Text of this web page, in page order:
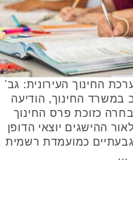
החינוך העירונית: גב'
במשרד החינוך, הודיעה
כזוכת פרס החינוך
ההישגים יוצאי הדופן
כמועמדת רשמית
…